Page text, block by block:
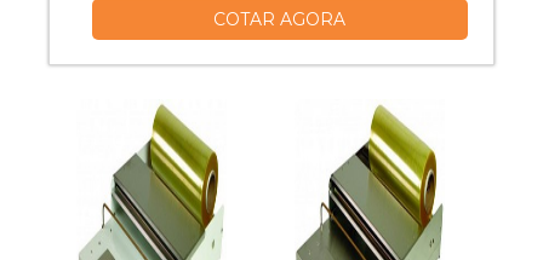
da empresa.UM POUCO MAIS SOBRE O
competência e excelência em uma área
de atuação. A Vitta Reatores foca seus
esforços em pr...
COTAR AGORA